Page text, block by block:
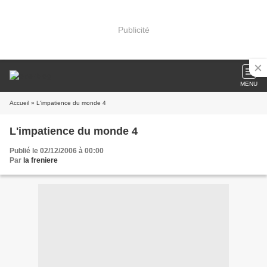
Publicité
MENU
Accueil » L'impatience du monde 4
L'impatience du monde 4
Publié le 02/12/2006 à 00:00
Par la freniere